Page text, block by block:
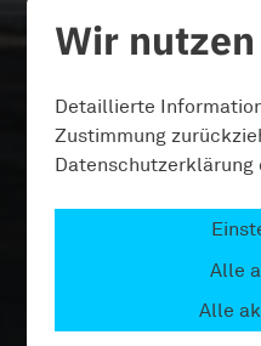
Wir
Detaillierte
Zustimmung
Datenschutzerklärung
Alle
Alle